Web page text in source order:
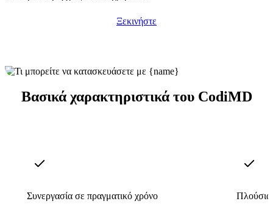
Ξεκινήστε
Βασικά χαρακτηριστικά του CodiMD
Συνεργασία σε πραγματικό χρόνο